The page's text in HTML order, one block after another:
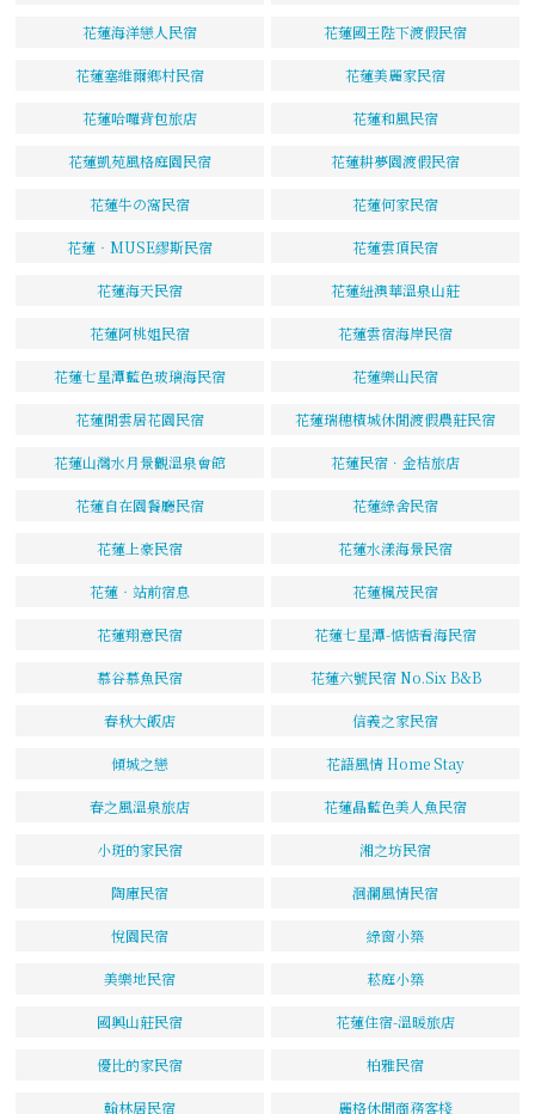
花蓮海洋戀人民宿 花蓮國王陛下渡假民宿
花蓮塞維爾鄉村民宿 花蓮美麗家民宿
花蓮哈囉背包旅店 花蓮和風民宿
花蓮凱苑風格庭園民宿 花蓮耕夢園渡假民宿
花蓮牛の窩民宿 花蓮何家民宿
花蓮‧MUSE繆斯民宿 花蓮雲頂民宿
花蓮海天民宿 花蓮紐澳華溫泉山莊
花蓮阿桃姐民宿 花蓮雲宿海岸民宿
花蓮七星潭藍色玻璃海民宿 花蓮樂山民宿
花蓮閒雲居花園民宿 花蓮瑞穗檳城休閒渡假農莊民宿
花蓮山灣水月景觀溫泉會館 花蓮民宿．金桔旅店
花蓮自在園餐廳民宿 花蓮綠舍民宿
花蓮上豪民宿 花蓮水漾海景民宿
花蓮‧站前宿息 花蓮楓茂民宿
花蓮翔意民宿 花蓮七星潭-惦惦看海民宿
慕谷慕魚民宿 花蓮六號民宿 No.Six B&B
春秋大飯店 信義之家民宿
傾城之戀 花語風情 Home Stay
春之風溫泉旅店 花蓮晶藍色美人魚民宿
小斑的家民宿 湘之坊民宿
陶庫民宿 洄瀾風情民宿
悅園民宿 綠窗小築
美樂地民宿 菘庭小築
國興山莊民宿 花蓮住宿-溫暖旅店
優比的家民宿 柏雅民宿
翰林居民宿 麗格休閒商務客棧